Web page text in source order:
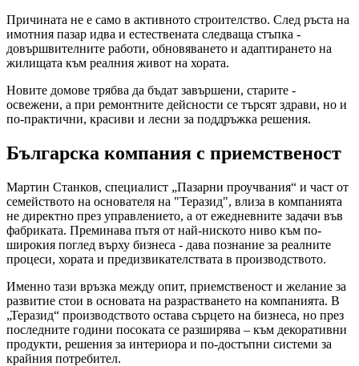
Причината не е само в активното строителство. След ръста на
имотния пазар идва и естествената следваща стъпка -
довършвителните работи, обновяването и адаптирането на
жилищата към реалния живот на хората.
Новите домове трябва да бъдат завършени, старите -
освежени, а при ремонтните дейсности се търсят здрави, но и
по-практични, красиви и лесни за поддръжка решения.
Българска компания с приемственост
Мартин Станков, специалист „Пазарни проучвания“ и част от
семейството на основателя на "Теразид", влиза в компанията
не директно през управлението, а от ежедневните задачи във
фабриката. Преминава пътя от най-ниското ниво към по-
широкия поглед върху бизнеса - дава познание за реалните
процеси, хората и предизвикателствата в производството.
Именно тази връзка между опит, приемственост и желание за
развитие стои в основата на разрастването на компанията. В
„Теразид“ производството остава сърцето на бизнеса, но през
последните години посоката се разширява – към декоративни
продукти, решения за интериора и по-достъпни системи за
крайния потребител.